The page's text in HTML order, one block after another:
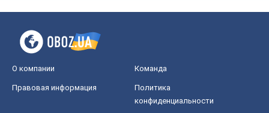
О компании Команда
Правовая информация
Политика
конфиденциальности